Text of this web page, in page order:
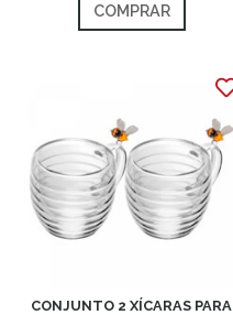
COMPRAR
CONJUNTO 2 XÍCARAS PARA